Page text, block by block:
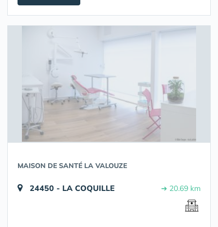
MAISON DE SANTÉ LA VALOUZE
24450 - LA COQUILLE ➔ 20.69 km